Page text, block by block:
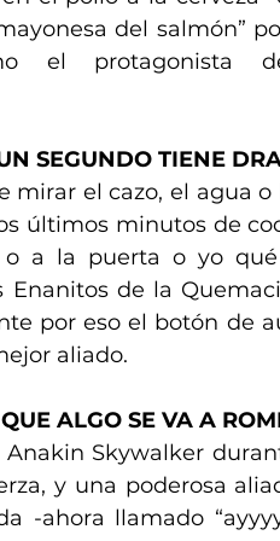
del salmón”
el protagonista
SEGUNDO TIENE
mirar el cazo, el agua
últimos minutos de
a la puerta o yo
Enanitos de la
por eso el botón de
aliado.
ALGO SE VA A
Skywalker
y una poderosa
-ahora llamado